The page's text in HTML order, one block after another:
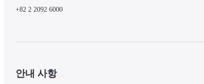
+82 2 2092 6000
안내 사항